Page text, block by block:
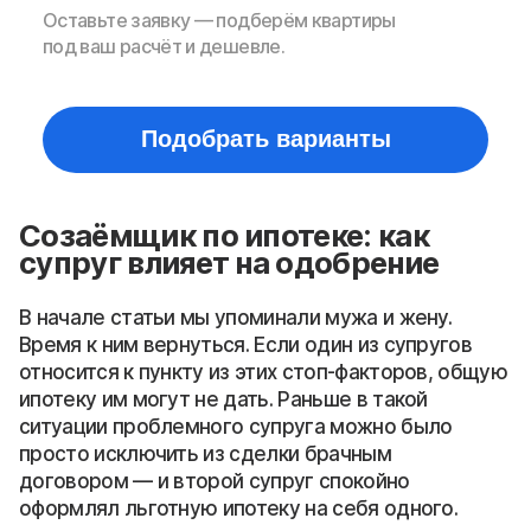
Оставьте заявку — подберём квартиры
под ваш расчёт и дешевле.
Подобрать варианты
Созаёмщик по ипотеке: как
супруг влияет на одобрение
В начале статьи мы упоминали мужа и жену.
Время к ним вернуться. Если один из супругов
относится к пункту из этих стоп-факторов, общую
ипотеку им могут не дать. Раньше в такой
ситуации проблемного супруга можно было
просто исключить из сделки брачным
договором — и второй супруг спокойно
оформлял льготную ипотеку на себя одного.